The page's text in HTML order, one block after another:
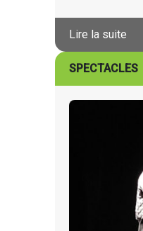
Lire la suite
SPECTACLES